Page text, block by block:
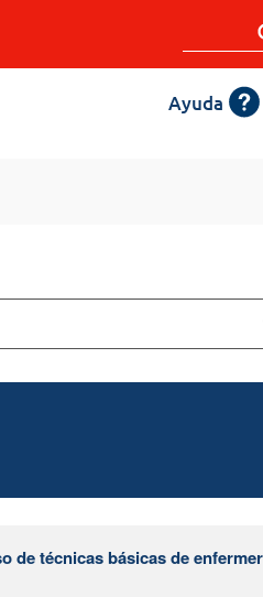
Ayuda
de técnicas básicas de